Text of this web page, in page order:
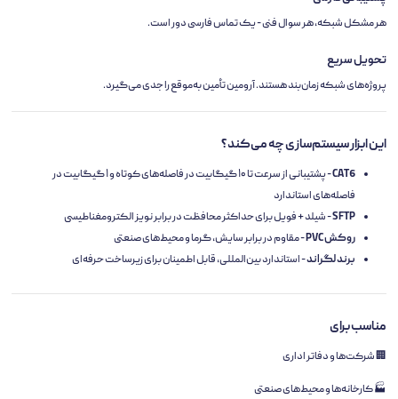
هر مشکل شبکه، هر سوال فنی - یک تماس فارسی دور است.
تحویل سریع
پروژه‌های شبکه زمان‌بند هستند. آرومین تأمین به‌موقع را جدی می‌گیرد.
این ابزار سیستم‌سازی چه می‌کند؟
CAT6
- پشتیبانی از سرعت تا ۱۰ گیگابیت در فاصله‌های کوتاه و ۱ گیگابیت در
فاصله‌های استاندارد
SFTP- شیلد + فویل برای حداکثر محافظت در برابر نویز الکترومغناطیسی
روکش PVC
- مقاوم در برابر سایش، گرما و محیط‌های صنعتی
برند لگراند- استاندارد بین‌المللی، قابل اطمینان برای زیرساخت حرفه‌ای
مناسب برای
🏢 شرکت‌ها و دفاتر اداری
🏭 کارخانه‌ها و محیط‌های صنعتی